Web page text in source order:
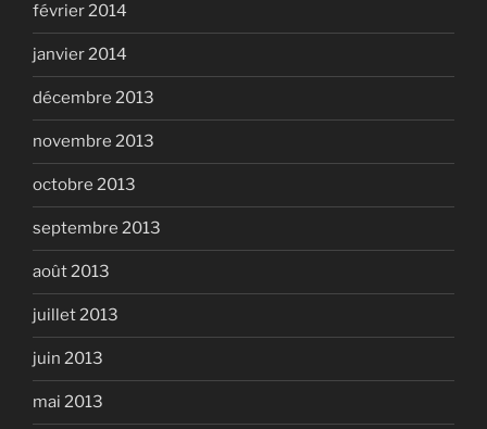
février 2014
janvier 2014
décembre 2013
novembre 2013
octobre 2013
septembre 2013
août 2013
juillet 2013
juin 2013
mai 2013